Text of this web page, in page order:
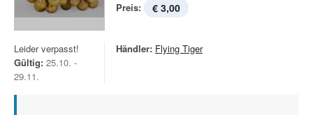
Preis: € 3,00
Leider verpasst!
Gültig: 25.10. -
29.11.
Händler: Flying Tiger